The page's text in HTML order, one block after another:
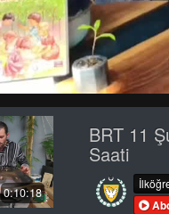
0:10:18
BRT 11
Saati